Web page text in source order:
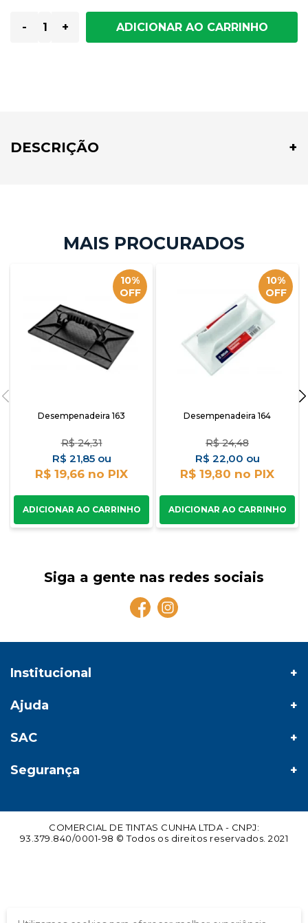
- +
DESCRIÇÃO
10%
OFF
Desempenadeira 163
R$ 24,31
R$ 21,85
R$ 19,66
10%
OFF
Desempenadeira 164
R$ 24,48
R$ 22,00
R$ 19,80
Siga a gente nas redes sociais
Institucional
Ajuda
SAC
Segurança
COMERCIAL DE TINTAS CUNHA LTDA - CNPJ:
93.379.840/0001-98 © Todos os direitos reservados. 2021